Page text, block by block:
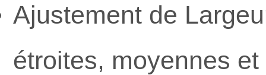
Ajustement de
étroites, moyennes